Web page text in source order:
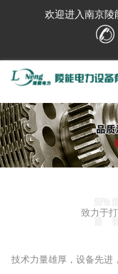
欢迎进入南京陵
致力于
技术力量雄厚，设备先进